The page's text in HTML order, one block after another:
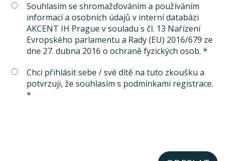
Souhlasím se shromažďováním a používáním
informací a osobních údajů v interní databázi
AKCENT IH Prague v souladu s čl. 13 Nařízení
Evropského parlamentu a Rady (EU) 2016/679 ze
dne 27. dubna 2016 o ochraně fyzických osob. *
Chci přihlásit sebe / své dítě na tuto zkoušku a
potvrzuji, že souhlasím s podmínkami registrace.
*